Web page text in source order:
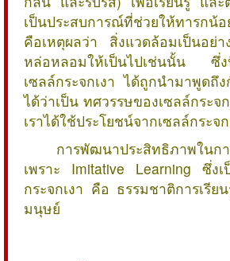
เป็นประสบการณ์ที่ช่วยให้ทารก
คือเหตุผลว่า สิ่งแวดล้อมเป็นอย่
หล่อหลอมให้เป็นไปเช่นนั้น ซึ่ง
เซลล์กระจกเงา ได้ถูกนำมาพูด
ได้ว่าเป็น ทศวรรษของเซลล์กระจ
เราได้ใช้ประโยชน์จากเซลล์กระ
การพัฒนาประสิทธิภาพในกา
เพราะ Imitative Learning ซึ่งเ
กระจกเงา คือ ธรรมชาติการเรี
มนุษย์